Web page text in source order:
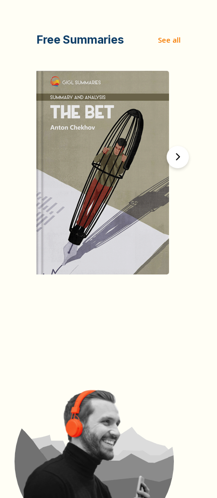
Free Summaries See all
हिंदी (Hindi)
The Bet
Anton Chekhov
1634
Summary by
GIGLER
1622080 1622080